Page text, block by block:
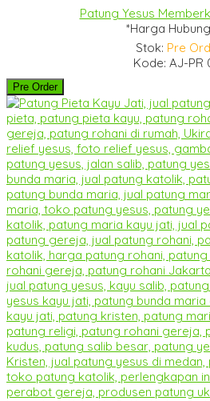
Patung Yesus
*Harga
Stok: Pre
Kode: AJ-PR
Pre Order